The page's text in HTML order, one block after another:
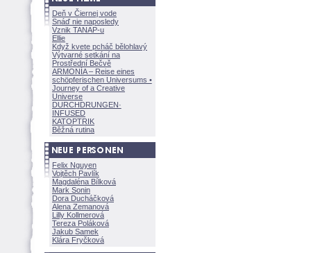
Deň v Čiernej vode
Snáď nie naposledy
Vznik TANAP-u
Ellie
Když kvete pcháč bělohlavý
Výtvarné setkání na
Prostřední Bečvě
ARMONÍA – Reise eines
schöpferischen Universums •
Journey of a Creative
Universe
DURCHDRUNGEN·
INFUSED
KATOPTRIK
Běžná rutina
Felix Nguyen
Vojtěch Pavlík
Magdaléna Bílkov
Mark Sonin
Dora Ducháčkov
Alena Zemanov
Lilly Kollmerov
Tereza Polákov
Jakub Samek
Klára Fryčkov